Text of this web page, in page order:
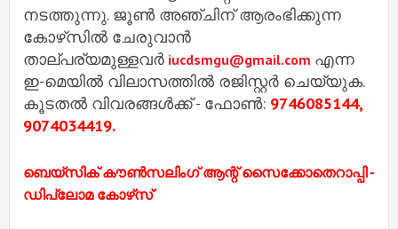
നടത്തുന്നു. ജൂൺ അഞ്ചിന് ആരംഭിക്കുന്ന
കോഴ്‌സിൽ ചേരുവാൻ
താല്പര്യമുള്ളവർ iucdsmgu@gmail.com എന്ന
ഇ-മെയിൽ വിലാസത്തിൽ രജിസ്റ്റർ ചെയ്യുക.
കൂടതൽ വിവരങ്ങൾക്ക് - ഫോൺ: 9746085144,
9074034419.
ബെയ്‌സിക് കൗൺസലിംഗ് ആന്റ് സൈക്കോതെറാപ്പി -
ഡിപ്ലോമ കോഴ്‌സ്